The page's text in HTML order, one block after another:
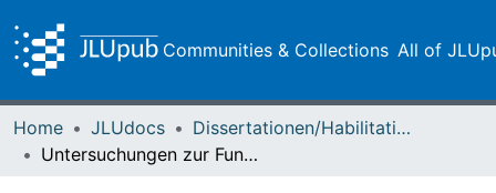
Communities & Collections All of
Home JLUdocs
Dissertationen/Habilitationen
Untersuchungen zur Funktion der RNase J in Rhodobacter sphaeroides